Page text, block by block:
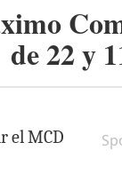
de22y
el MCD